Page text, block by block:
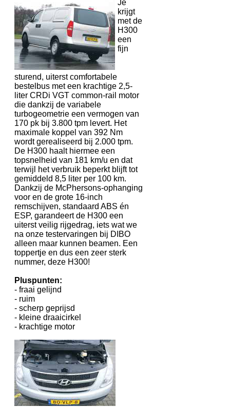
Je
krijgt
met de
H300
een
fijn
sturend, uiterst comfortabele
bestelbus met een krachtige 2,5-
liter CRDi VGT common-rail motor
die dankzij de variabele
turbogeometrie een vermogen van
170 pk bij 3.800 tpm levert. Het
maximale koppel van 392 Nm
wordt gerealiseerd bij 2.000 tpm.
De H300 haalt hiermee een
topsnelheid van 181 km/u en dat
terwijl het verbruik beperkt blijft tot
gemiddeld 8,5 liter per 100 km.
Dankzij de McPhersons-ophanging
voor en de grote 16-inch
remschijven, standaard ABS én
ESP, garandeert de H300 een
uiterst veilig rijgedrag, iets wat we
na onze testervaringen bij DIBO
alleen maar kunnen beamen. Een
toppertje en dus een zeer sterk
nummer, deze H300!
Pluspunten:
- fraai gelijnd
- ruim
- scherp geprijsd
- kleine draaicirkel
- krachtige motor